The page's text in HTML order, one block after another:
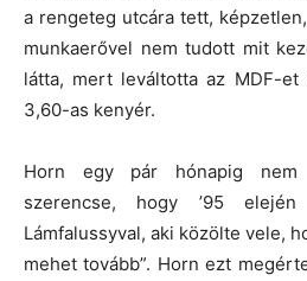
a rengeteg utcára tett,
munkaerővel nem tudott mit
látta, mert leváltotta az MDF-
3,60-as kenyér.
Horn egy pár hónapig nem
szerencse, hogy ’95 elején
Lámfalussyval, aki közölte vele,
mehet tovább”. Horn ezt